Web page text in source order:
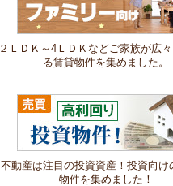
２ＬＤＫ～4ＬＤＫなどご家族が広
る賃貸物件を集めました。
不動産は注目の投資資産！投資向け
物件を集めました！